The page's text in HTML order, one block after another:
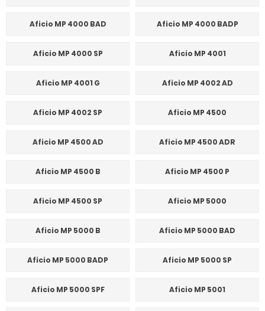
Aficio MP 4000 BAD Aficio MP 4000 BADP
Aficio MP 4000 SP Aficio MP 4001
Aficio MP 4001 G Aficio MP 4002 AD
Aficio MP 4002 SP Aficio MP 4500
Aficio MP 4500 AD Aficio MP 4500 ADR
Aficio MP 4500 B Aficio MP 4500 P
Aficio MP 4500 SP Aficio MP 5000
Aficio MP 5000 B Aficio MP 5000 BAD
Aficio MP 5000 BADP Aficio MP 5000 SP
Aficio MP 5000 SPF Aficio MP 5001